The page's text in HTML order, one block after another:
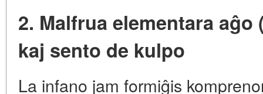
2. Malfrua elementara
kaj sento de kulpo
La infano jam formiĝis